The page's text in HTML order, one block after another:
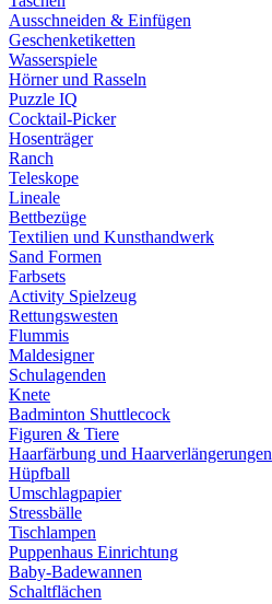
Ausschneiden & Einfügen
Geschenketiketten
Wasserspiele
Hörner und Rasseln
Puzzle IQ
Cocktail-Picker
Hosenträger
Ranch
Teleskope
Lineale
Bettbezüge
Textilien und Kunsthandwerk
Sand Formen
Farbsets
Activity Spielzeug
Rettungswesten
Flummis
Maldesigner
Schulagenden
Knete
Badminton Shuttlecock
Figuren & Tiere
Haarfärbung und Haarverlängerungen
Hüpfball
Umschlagpapier
Stressbälle
Tischlampen
Puppenhaus Einrichtung
Baby-Badewannen
Schaltflächen